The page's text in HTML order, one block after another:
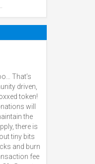
That’s
driven,
token!
will
the
there is
tiny bits
and burn
fee